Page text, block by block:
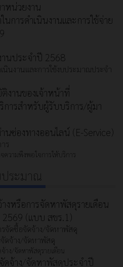
หน่วยงาน
การดําเนินงานและการใช้จ่าย
านประจำปี 2568
นินงานและการใช้งบประมาณประจำ
งานของเจ้าหน้าที่
การสำหรับผู้รับบริการ/ผู้มา
นซ่องทางออนไลน์ (E-Service)
ร
ความพึงพอใจการให้บริการ
ประมาณ
งหรือการจัดหาพัสดุรายเดือน
(แบบ สขร.1)
รจัดซื้อจัดจ้าง/จัดหาพัสดุ
ดจ้าง/จัดหาพัสดุ
าง/จัดหาพัสดุรายเดือน
ดจ้าง/จัดหาพัสดุประจำปี